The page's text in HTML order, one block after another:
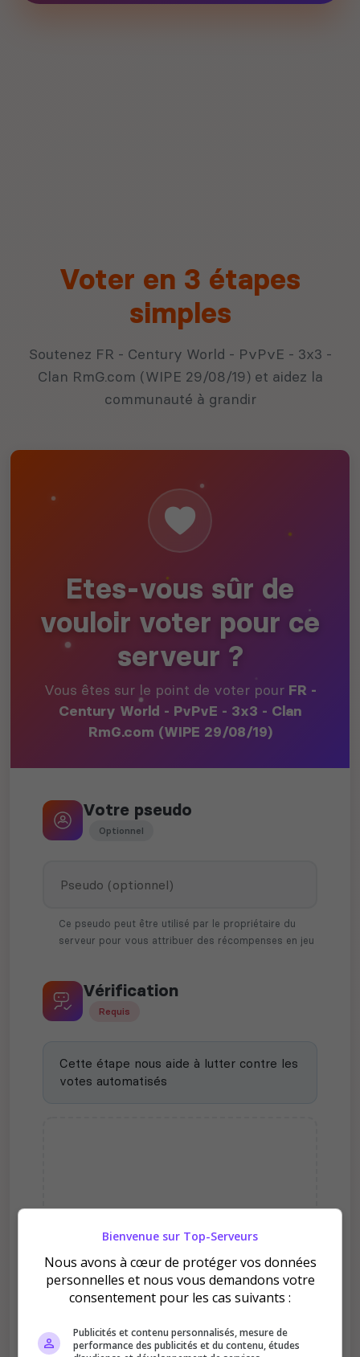
Voter en 3 étapes
simples
Soutenez FR - Century World - PvPvE - 3x3 -
Clan RmG.com (WIPE 29/08/19) et aidez la
communauté à grandir
Etes-vous sûr de
vouloir voter pour ce
serveur ?
Vous êtes sur le point de voter pour FR -
Century World - PvPvE - 3x3 - Clan
RmG.com (WIPE 29/08/19)
Votre pseudo
Optionnel
Ce pseudo peut être utilisé par le propriétaire du
serveur pour vous attribuer des récompenses en jeu
Vérification
Requis
Cette étape nous aide à lutter contre les
votes automatisés
Pourquoi voter pour FR -
Century World - PvPvE -
3x3 - Clan RmG.com (WIPE
Bienvenue sur Top-Serveurs
Nous avons à cœur de protéger vos données
personnelles et nous vous demandons votre
consentement pour les cas suivants :
Publicités et contenu personnalisés, mesure de
performance des publicités et du contenu, études